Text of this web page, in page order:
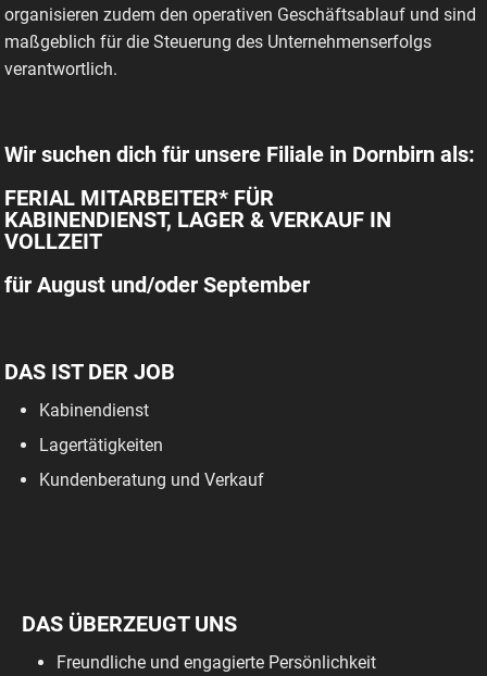
organisieren zudem den operativen Geschäftsablauf und sind
maßgeblich für die Steuerung des Unternehmenserfolgs
verantwortlich.
Wir suchen dich für unsere Filiale in Dornbirn als:
FERIAL MITARBEITER* FÜR
KABINENDIENST, LAGER & VERKAUF IN
VOLLZEIT
für August und/oder September
DAS IST DER JOB
Kabinendienst
Lagertätigkeiten
Kundenberatung und Verkauf
DAS ÜBERZEUGT UNS
Freundliche und engagierte Persönlichkeit